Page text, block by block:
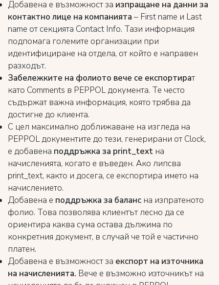
Добавена е възможност за изпращане на данни за
контактно лице на компанията – First name и Last
name от секцията Contact Info. Тази информация
подпомага големите организации при
идентифициране на отдела, от който е направен
разходът.
Забележките на фолиото вече се експортират
като Comments в PEPPOL документа. Те често
съдържат важна информация, която трябва да
достигне до клиента.
С цел максимално доближаване на изгледа на
PEPPOL документите до тези, генерирани от Clock,
е добавена поддръжка за print_text на
начисленията, когато е въведен. Ако липсва
print_text, както и досега, се експортира името на
начислението.
Добавена е поддръжка за баланс на изпратеното
фолио. Това позволява клиентът лесно да се
ориентира каква сума остава дължима по
конкретния документ, в случай че той е частично
платен.
Добавена е възможност за експорт на източника
на начисленията. Вече е възможно източникът на